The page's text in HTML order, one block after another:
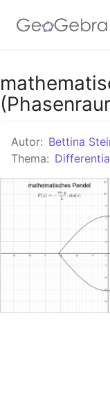
Google
Autor: Bettina
Thema: